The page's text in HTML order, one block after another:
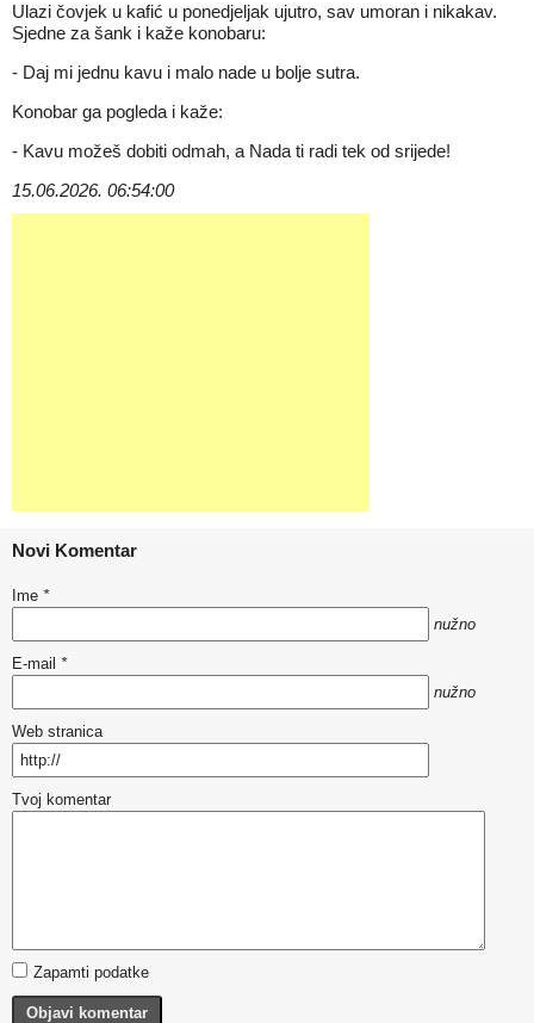
Ulazi čovjek u kafić u ponedjeljak ujutro, sav umoran i nikakav.
Sjedne za šank i kaže konobaru:
- Daj mi jednu kavu i malo nade u bolje sutra.
Konobar ga pogleda i kaže:
- Kavu možeš dobiti odmah, a Nada ti radi tek od srijede!
15.06.2026. 06:54:00
Novi Komentar
Ime *
nužno
E-mail *
nužno
Web stranica
Tvoj komentar
Zapamti podatke
Objavi komentar